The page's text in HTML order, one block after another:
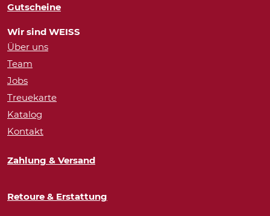
Gutscheine
Wir sind WEISS
Über uns
Team
Jobs
Treuekarte
Katalog
Kontakt
Zahlung & Versand
Retoure & Erstattung